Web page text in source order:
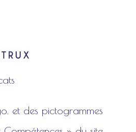
et des pictogrammes